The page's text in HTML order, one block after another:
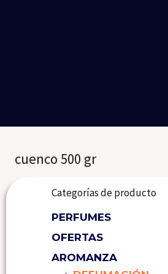
cuenco 500 gr
Categorías de producto
PERFUMES
OFERTAS
AROMANZA